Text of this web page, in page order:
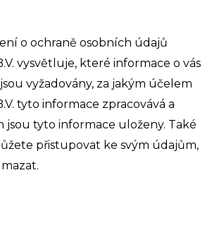
o ochraně osobních údajů
vysvětluje, které informace o vás
vyžadovány, za jakým účelem
tyto informace zpracovává a
jsou tyto informace uloženy. Také
přistupovat ke svým údajům,